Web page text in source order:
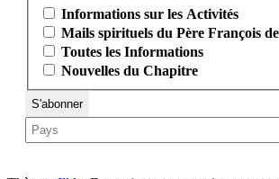
Informations sur les Activités
Mails spirituels du Père François de
Toutes les Informations
Nouvelles du Chapitre